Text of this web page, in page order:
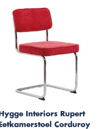
Hygge Interiors Rupert
Eetkamerstoel Corduroy